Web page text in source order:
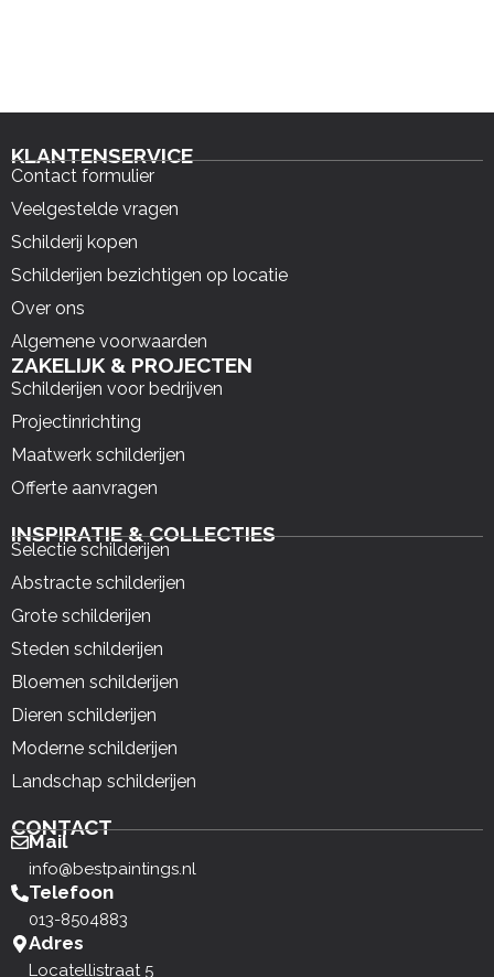
KLANTENSERVICE
Contact formulier
Veelgestelde vragen
Schilderij kopen
Schilderijen bezichtigen op locatie
Over ons
Algemene voorwaarden
ZAKELIJK & PROJECTEN
Schilderijen voor bedrijven
Projectinrichting
Maatwerk schilderijen
Offerte aanvragen
INSPIRATIE & COLLECTIES
Selectie schilderijen
Abstracte schilderijen
Grote schilderijen
Steden schilderijen
Bloemen schilderijen
Dieren schilderijen
Moderne schilderijen
Landschap schilderijen
CONTACT
Mail
info@bestpaintings.nl
Telefoon
013-8504883
Adres
Locatellistraat 5